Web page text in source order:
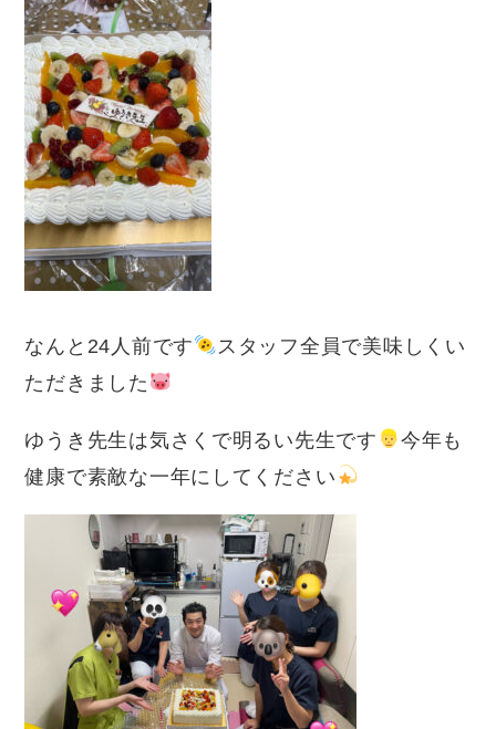
なんと24人前です
スタッフ全員で美味しくい
ただきました
ゆうき先生は気さくで明るい先生です
今年も
健康で素敵な一年にしてください